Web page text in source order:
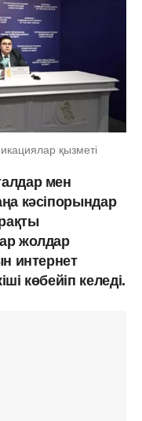
қызметі
мен
кәсіпорындар
жолдар
интернет
көбейіп келеді.